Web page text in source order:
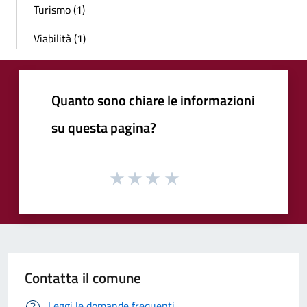
Turismo (1)
Viabilità (1)
Quanto sono chiare le informazioni
su questa pagina?
Contatta il comune